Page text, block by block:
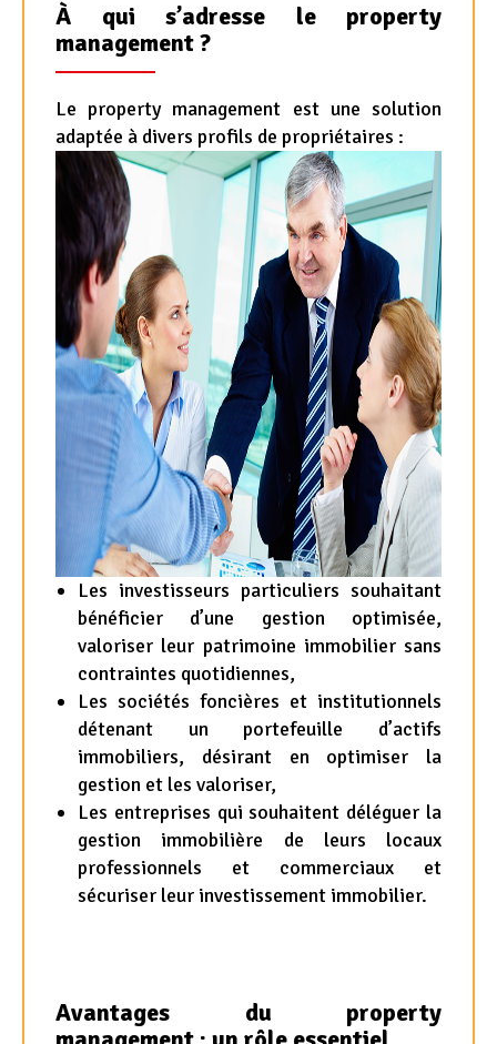
À qui s’adresse le property
management ?
Le property management est une solution
adaptée à divers profils de propriétaires :
Les investisseurs particuliers souhaitant
bénéficier d’une gestion optimisée,
valoriser leur patrimoine immobilier sans
contraintes quotidiennes,
Les sociétés foncières et institutionnels
détenant un portefeuille d’actifs
immobiliers, désirant en optimiser la
gestion et les valoriser,
Les entreprises qui souhaitent déléguer la
gestion immobilière de leurs locaux
professionnels et commerciaux et
sécuriser leur investissement immobilier.
Avantages du property